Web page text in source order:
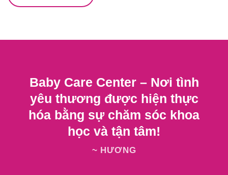
Baby Care Center – Nơi tình
yêu thương được hiện thực
hóa bằng sự chăm sóc khoa
học và tận tâm!
~ HƯƠNG